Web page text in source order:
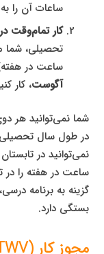
ساعات آن را
کار تمام‌وقت
ساعت در
آگوست، کار
شما نمی‌توانید هر
در طول سال تحصیلی
ساعت در هفته را در
گزینه به برنامه
بستگی دارد.